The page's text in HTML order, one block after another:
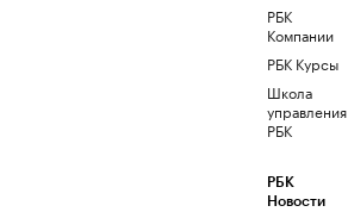
РБК
Компании
РБК Курсы
Школа
управления
РБК
РБК
Новости